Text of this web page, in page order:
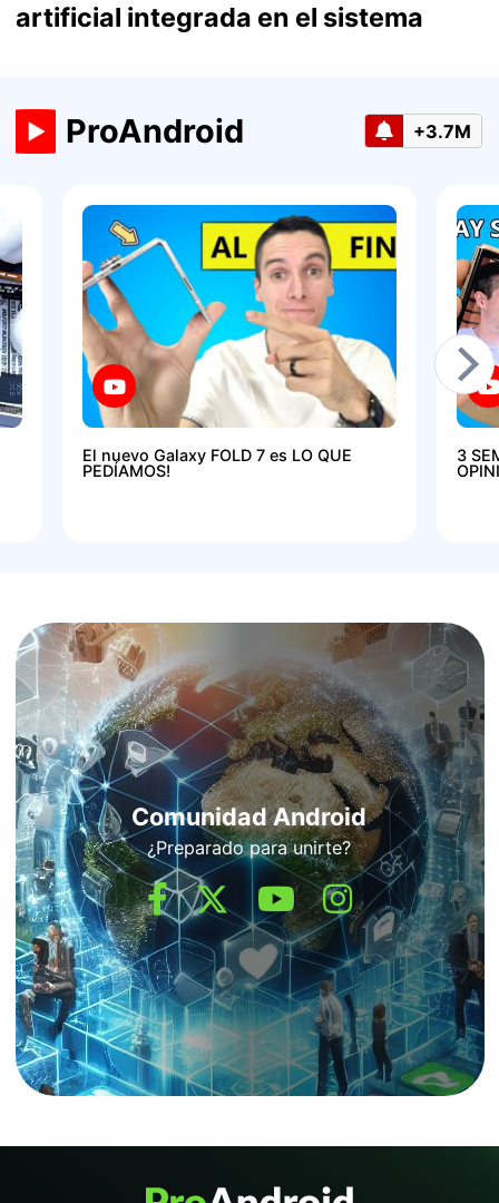
artificial integrada en el sistema
ProAndroid +3.7M
El nuevo Galaxy FOLD 7 es LO QUE
PEDÍAMOS!
3
Comunidad Android
¿Preparado para unirte?